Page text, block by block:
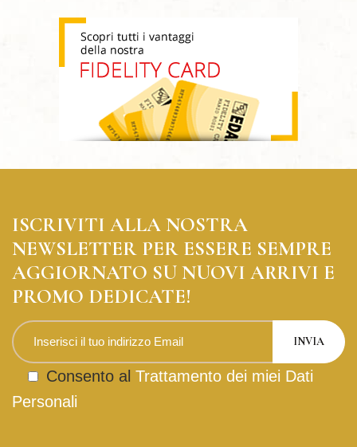
ISCRIVITI ALLA NOSTRA
NEWSLETTER PER ESSERE SEMPRE
AGGIORNATO SU NUOVI ARRIVI E
PROMO DEDICATE!
Consento al Trattamento dei miei Dati
Personali